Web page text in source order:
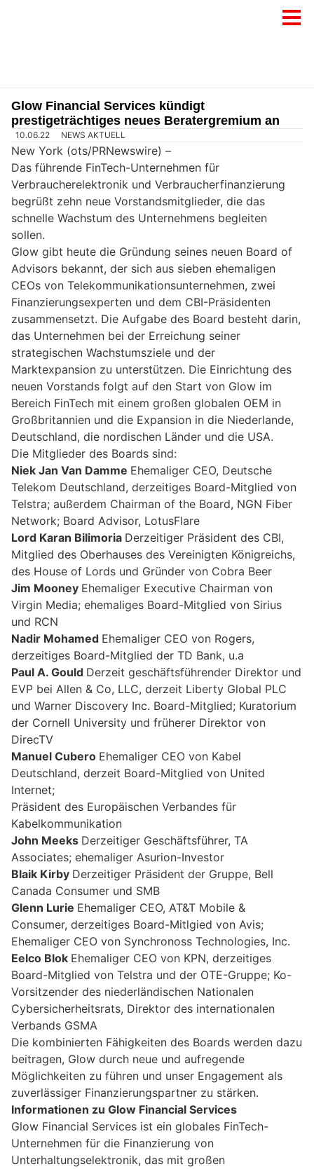
Glow Financial Services kündigt
prestigeträchtiges neues Beratergremium an
10.06.22 NEWS AKTUELL
New York (ots/PRNewswire) –
Das führende FinTech-Unternehmen für
Verbraucherelektronik und Verbraucherfinanzierung
begrüßt zehn neue Vorstandsmitglieder, die das
schnelle Wachstum des Unternehmens begleiten
sollen.
Glow gibt heute die Gründung seines neuen Board of
Advisors bekannt, der sich aus sieben ehemaligen
CEOs von Telekommunikationsunternehmen, zwei
Finanzierungsexperten und dem CBI-Präsidenten
zusammensetzt. Die Aufgabe des Board besteht darin,
das Unternehmen bei der Erreichung seiner
strategischen Wachstumsziele und der
Marktexpansion zu unterstützen. Die Einrichtung des
neuen Vorstands folgt auf den Start von Glow im
Bereich FinTech mit einem großen globalen OEM in
Großbritannien und die Expansion in die Niederlande,
Deutschland, die nordischen Länder und die USA.
Die Mitglieder des Boards sind:
Niek Jan Van Damme Ehemaliger CEO, Deutsche
Telekom Deutschland, derzeitiges Board-Mitglied von
Telstra; außerdem Chairman of the Board, NGN Fiber
Network; Board Advisor, LotusFlare
Lord Karan Bilimoria Derzeitiger Präsident des CBI,
Mitglied des Oberhauses des Vereinigten Königreichs,
des House of Lords und Gründer von Cobra Beer
Jim Mooney Ehemaliger Executive Chairman von
Virgin Media; ehemaliges Board-Mitglied von Sirius
und RCN
Nadir Mohamed Ehemaliger CEO von Rogers,
derzeitiges Board-Mitglied der TD Bank, u.a
Paul A. Gould Derzeit geschäftsführender Direktor und
EVP bei Allen & Co, LLC, derzeit Liberty Global PLC
und Warner Discovery Inc. Board-Mitglied; Kuratorium
der Cornell University und früherer Direktor von
DirecTV
Manuel Cubero Ehemaliger CEO von Kabel
Deutschland, derzeit Board-Mitglied von United
Internet;
Präsident des Europäischen Verbandes für
Kabelkommunikation
John Meeks Derzeitiger Geschäftsführer, TA
Associates; ehemaliger Asurion-Investor
Blaik Kirby Derzeitiger Präsident der Gruppe, Bell
Canada Consumer und SMB
Glenn Lurie Ehemaliger CEO, AT&T Mobile &
Consumer, derzeitiges Board-Mitlgied von Avis;
Ehemaliger CEO von Synchronoss Technologies, Inc.
Eelco Blok Ehemaliger CEO von KPN, derzeitiges
Board-Mitglied von Telstra und der OTE-Gruppe; Ko-
Vorsitzender des niederländischen Nationalen
Cybersicherheitsrats, Direktor des internationalen
Verbands GSMA
Die kombinierten Fähigkeiten des Boards werden dazu
beitragen, Glow durch neue und aufregende
Möglichkeiten zu führen und unser Engagement als
zuverlässiger Finanzierungspartner zu stärken.
Informationen zu Glow Financial Services
Glow Financial Services ist ein globales FinTech-
Unternehmen für die Finanzierung von
Unterhaltungselektronik, das mit großen